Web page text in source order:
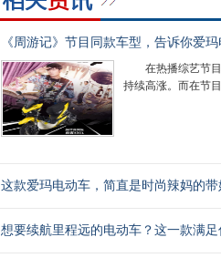
《周游记》节目同款车型，告诉你爱
在热播综艺节
持续高涨。而在节
这款爱玛电动车，简直是时尚辣妈的带
想要续航里程远的电动车？这一款满足